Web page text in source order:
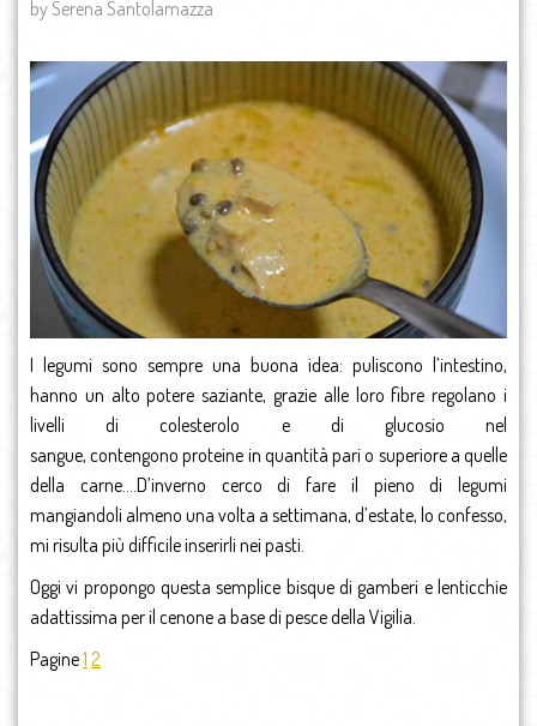
by Serena Santolamazza
I legumi sono sempre una buona idea: puliscono l’intestino,
hanno un alto potere saziante, grazie alle loro fibre regolano i
livelli di colesterolo e di glucosio nel
sangue, contengono proteine in quantità pari o superiore a quelle
della carne….D’inverno cerco di fare il pieno di legumi
mangiandoli almeno una volta a settimana, d’estate, lo confesso,
mi risulta più difficile inserirli nei pasti.
Oggi vi propongo questa semplice bisque di gamberi e lenticchie
adattissima per il cenone a base di pesce della Vigilia.
Pagine1 2